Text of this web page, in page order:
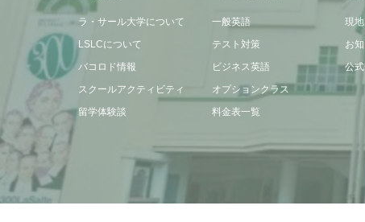
ラ・サール大学について
LSLCについて
バコロド情報
スクールアクティビティ
留学体験談
一般英語
テスト対策
ビジネス英語
オプションクラス
料金表一覧
現
お
公